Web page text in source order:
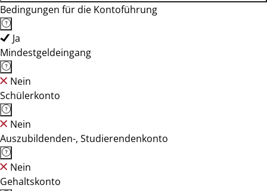
Bedingungen für die Kontoführung
Ja
Mindestgeldeingang
Nein
Schülerkonto
Nein
Auszubildenden-, Studierendenkonto
Nein
Gehaltskonto